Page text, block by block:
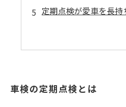
定期点検が愛車を長
車検の定期点検とは